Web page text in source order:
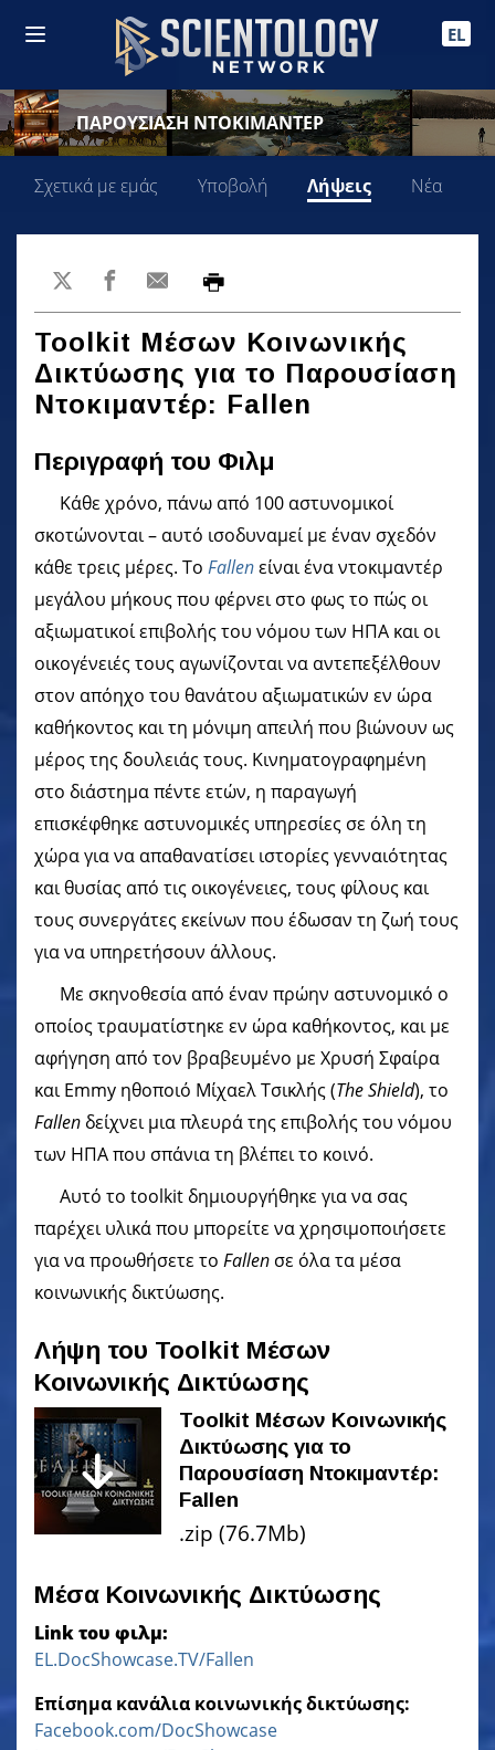
EL
ΠΑΡΟΥΣΙΑΣΗ ΝΤΟΚΙΜΑΝΤΕΡ
Σχετικά με εμάς Υποβολή Λήψεις Νέα
Toolkit Μέσων Κοινωνικής
Δικτύωσης για το Παρουσίαση
Ντοκιμαντέρ: Fallen
Περιγραφή του Φιλμ
Κάθε χρόνο, πάνω από 100 αστυνομικοί
σκοτώνονται – αυτό ισοδυναμεί με έναν σχεδόν
κάθε τρεις μέρες. Το Fallenείναι ένα ντοκιμαντέρ
μεγάλου μήκους που φέρνει στο φως το πώς οι
αξιωματικοί επιβολής του νόμου των ΗΠΑ και οι
οικογένειές τους αγωνίζονται να αντεπεξέλθουν
στον απόηχο του θανάτου αξιωματικών εν ώρα
καθήκοντος και τη μόνιμη απειλή που βιώνουν ως
μέρος της δουλειάς τους. Κινηματογραφημένη
στο διάστημα πέντε ετών, η παραγωγή
επισκέφθηκε αστυνομικές υπηρεσίες σε όλη τη
χώρα για να απαθανατίσει ιστορίες γενναιότητας
και θυσίας από τις οικογένειες, τους φίλους και
τους συνεργάτες εκείνων που έδωσαν τη ζωή τους
για να υπηρετήσουν άλλους.
Με σκηνοθεσία από έναν πρώην αστυνομικό ο
οποίος τραυματίστηκε εν ώρα καθήκοντος, και με
αφήγηση από τον βραβευμένο με Χρυσή Σφαίρα
και Emmy ηθοποιό Μίχαελ Τσικλής (The Shield), το
Fallen δείχνει μια πλευρά της επιβολής του νόμου
των ΗΠΑ που σπάνια τη βλέπει το κοινό.
Αυτό το toolkit δημιουργήθηκε για να σας
παρέχει υλικά που μπορείτε να χρησιμοποιήσετε
για να προωθήσετε το Fallen σε όλα τα μέσα
κοινωνικής δικτύωσης.
Λήψη του Toolkit Μέσων
Κοινωνικής Δικτύωσης
Toolkit Μέσων Κοινωνικής
Δικτύωσης για το
Παρουσίαση Ντοκιμαντέρ:
Fallen
.zip (76.7Mb)
Μέσα Κοινωνικής Δικτύωσης
Link του φιλμ:
EL.DocShowcase.TV/Fallen
Επίσημα κανάλια κοινωνικής δικτύωσης:
Facebook.com/DocShowcase